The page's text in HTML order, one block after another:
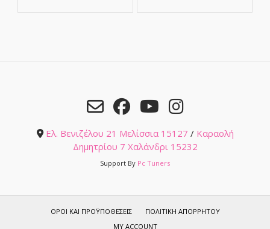
Ελ. Βενιζέλου 21 Μελίσσια 15127 / Καραολή
Δημητρίου 7 Χαλάνδρι 15232
Support By Pc Tuners
ΌΡΟΙ ΚΑΙ ΠΡΟΫΠΟΘΈΣΕΙΣ
ΠΟΛΙΤΙΚΉ ΑΠΟΡΡΉΤΟΥ
MY ACCOUNT